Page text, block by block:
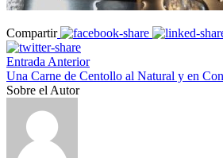
Compartir
Entrada Anterior
Una Carne de Centollo al Natural y en
Sobre el Autor